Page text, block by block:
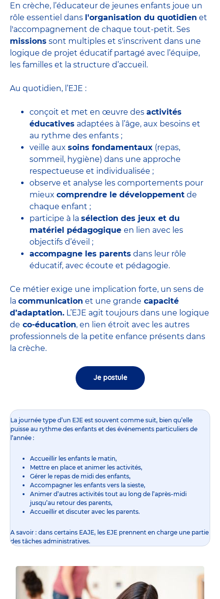
En crèche, l’éducateur de jeunes enfants joue un
rôle essentiel dans l'organisation du quotidien et
l'accompagnement de chaque tout-petit. Ses
missions sont multiples et s'inscrivent dans une
logique de projet éducatif partagé avec l’équipe,
les familles et la structure d’accueil.
Au quotidien, l’EJE :
conçoit et met en œuvre des activités
éducatives adaptées à l’âge, aux besoins et
au rythme des enfants ;
veille aux soins fondamentaux (repas,
sommeil, hygiène) dans une approche
respectueuse et individualisée ;
observe et analyse les comportements pour
mieux comprendre le développement de
chaque enfant ;
participe à la sélection des jeux et du
matériel pédagogique en lien avec les
objectifs d’éveil ;
accompagne les parents dans leur rôle
éducatif, avec écoute et pédagogie.
Ce métier exige une implication forte, un sens de
la communication et une grande capacité
d’adaptation. L’EJE agit toujours dans une logique
de co-éducation, en lien étroit avec les autres
professionnels de la petite enfance présents dans
la crèche.
Je postule
La journée type d’un EJE est souvent comme suit, bien qu’elle
puisse au rythme des enfants et des événements particuliers de
l’année :
Accueillir les enfants le matin,
Mettre en place et animer les activités,
Gérer le repas de midi des enfants,
Accompagner les enfants vers la sieste,
Animer d’autres activités tout au long de l’après-midi
jusqu’au retour des parents,
Accueillir et discuter avec les parents.
A savoir : dans certains EAJE, les EJE prennent en charge une partie
des tâches administratives.